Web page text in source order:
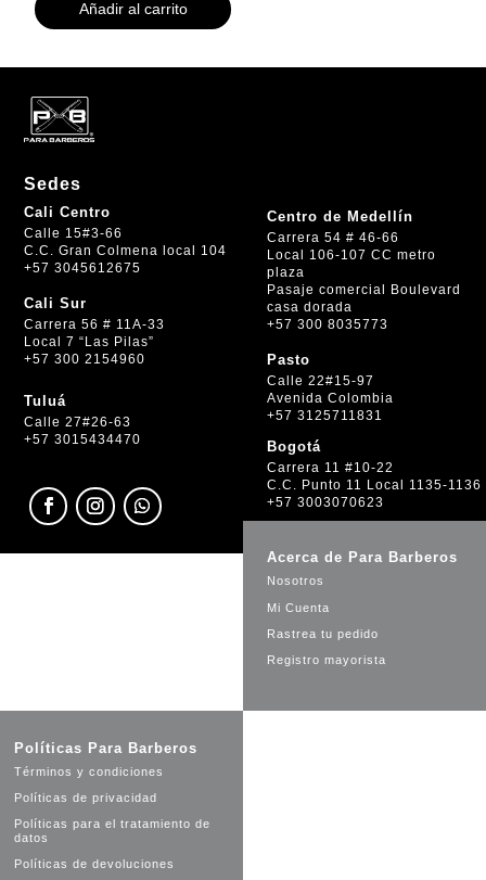
Añadir al carrito
Sedes
Cali Centro
Calle 15#3-66
C.C. Gran Colmena local 104
+57 3045612675
Cali Sur
Carrera 56 # 11A-33
Local 7 “Las Pilas”
+57 300 2154960
Tuluá
Calle 27#26-63
+57 3015434470
Centro de Medellín
Carrera 54 # 46-66
Local 106-107 CC metro
plaza
Pasaje comercial Boulevard
casa dorada
+57 300 8035773
Pasto
Calle 22#15-97
Avenida Colombia
+57 3125711831
Bogotá
Carrera 11 #10-22
C.C. Punto 11 Local 1135-1136
+57 3003070623
Acerca de Para Barberos
Nosotros
Mi Cuenta
Rastrea tu pedido
Registro mayorista
Políticas Para Barberos
Términos y condiciones
Políticas de privacidad
Políticas para el tratamiento de
datos
Políticas de devoluciones